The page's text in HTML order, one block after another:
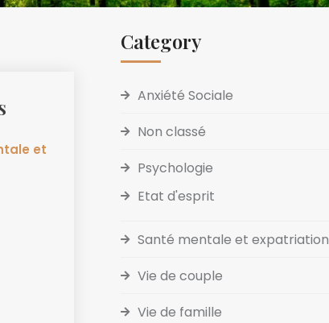
et
Category
Anxiété Sociale
Non classé
Psychologie
Etat d'esprit
Santé mentale et expatriation
Vie de couple
Vie de famille